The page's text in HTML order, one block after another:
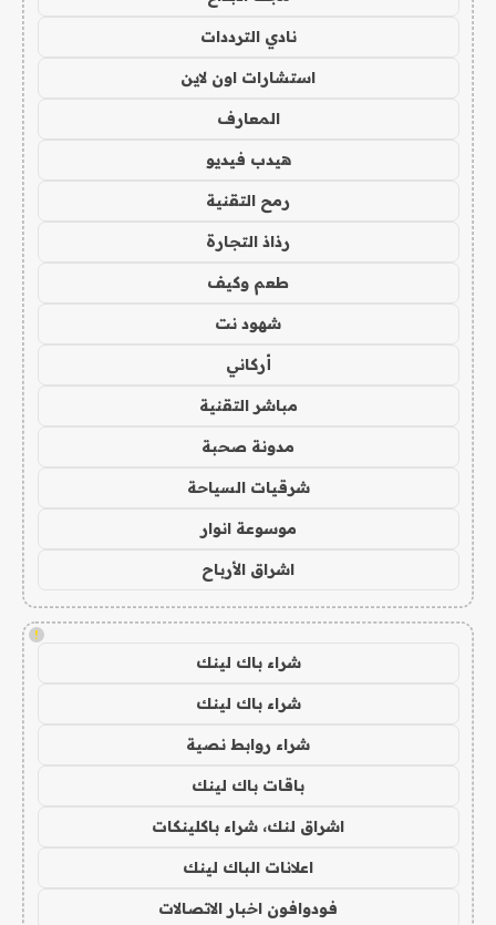
نادي الترددات
استشارات اون لاين
المعارف
هيدب فيديو
رمح التقنية
رذاذ التجارة
طعم وكيف
شهود نت
أركاني
مباشر التقنية
مدونة صحبة
شرقيات السياحة
موسوعة انوار
اشراق الأرباح
!
شراء باك لينك
شراء باك لينك
شراء روابط نصية
باقات باك لينك
اشراق لنك، شراء باكلينكات
اعلانات الباك لينك
فودوافون اخبار الاتصالات